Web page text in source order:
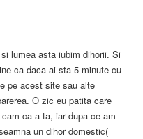
lumea asta iubim dihorii. Si
ca daca ai sta 5 minute cu
pe acest site sau alte
O zic eu patita care
ca a ta, iar dupa ce am
un dihor domestic(